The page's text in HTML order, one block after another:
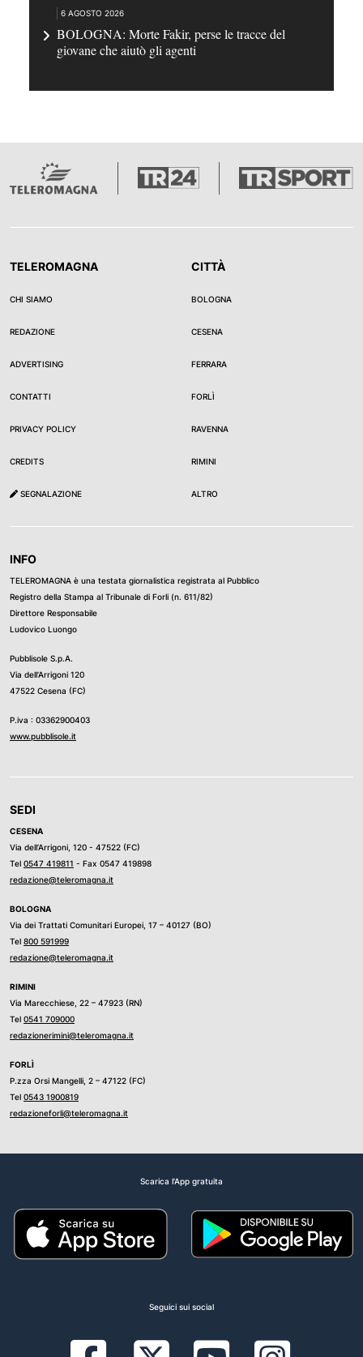
6 AGOSTO 2026
BOLOGNA: Morte Fakir, perse le tracce del
giovane che aiutò gli agenti
TELEROMAGNA
CHI SIAMO
REDAZIONE
ADVERTISING
CONTATTI
PRIVACY POLICY
CREDITS
SEGNALAZIONE
CITTÀ
BOLOGNA
CESENA
FERRARA
FORLÌ
RAVENNA
RIMINI
ALTRO
INFO
TELEROMAGNA è una testata giornalistica registrata al Pubblico
Registro della Stampa al Tribunale di Forli (n. 611/82)
Direttore Responsabile
Ludovico Luongo
Pubblisole S.p.A.
Via dell’Arrigoni 120
47522 Cesena (FC)
P.iva : 03362900403
www.pubblisole.it
SEDI
CESENA
Via dell’Arrigoni, 120 - 47522 (FC)
Tel 0547 419811 - Fax 0547 419898
redazione@teleromagna.it
BOLOGNA
Via dei Trattati Comunitari Europei, 17 – 40127 (BO)
Tel 800 591999
redazione@teleromagna.it
RIMINI
Via Marecchiese, 22 – 47923 (RN)
Tel 0541 709000
redazionerimini@teleromagna.it
FORLÌ
P.zza Orsi Mangelli, 2 – 47122 (FC)
Tel 0543 1900819
redazioneforli@teleromagna.it
Scarica l'App gratuita
Seguici sui social